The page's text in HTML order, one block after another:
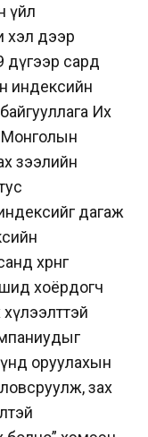
үйл
хэл дээр
дүгээр сард
индексийн
Их
Монголын
зээлийн
дагаж
хөрөнгө
хоёрдогч
оруулахын
зах